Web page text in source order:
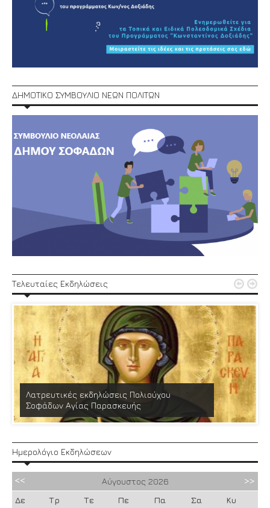
ΔΗΜΟΤΙΚΟ ΣΥΜΒΟΥΛΙΟ ΝΕΩΝ ΠΟΛΙΤΩΝ
Τελευταίες Εκδηλώσεις
Λατρευτικές εκδηλώσεις Πολιούχου
Σοφάδων Αγίας Παρασκευής
 
Ημερολόγιο Εκδηλώσεων
Αύγουστος 2026
Δε
Τρ Τε Πε Πα Σα
Κυ